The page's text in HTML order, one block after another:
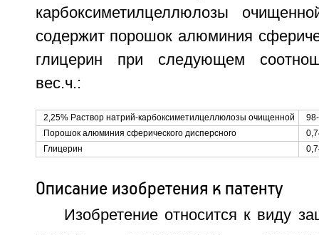
карбоксиметилцеллюлозы
содержит порошок алюминия
глицерин при следующем
вес.ч.:
2,25% Раствор натрий-карбоксиметилцеллюлозы очищенной
Порошок алюминия сферического дисперсного
Глицерин
Описание изобретения к патенту
Изобретение относится к виду